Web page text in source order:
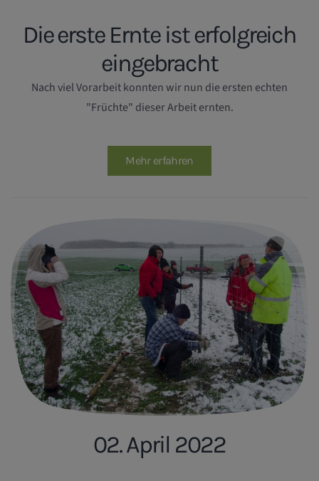
Die erste Ernte ist erfolgreich
eingebracht
Nach viel Vorarbeit konnten wir nun die ersten echten
"Früchte" dieser Arbeit ernten.
Mehr erfahren
02. April 2022